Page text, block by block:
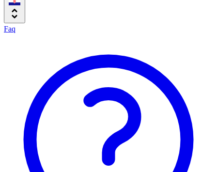
Faq